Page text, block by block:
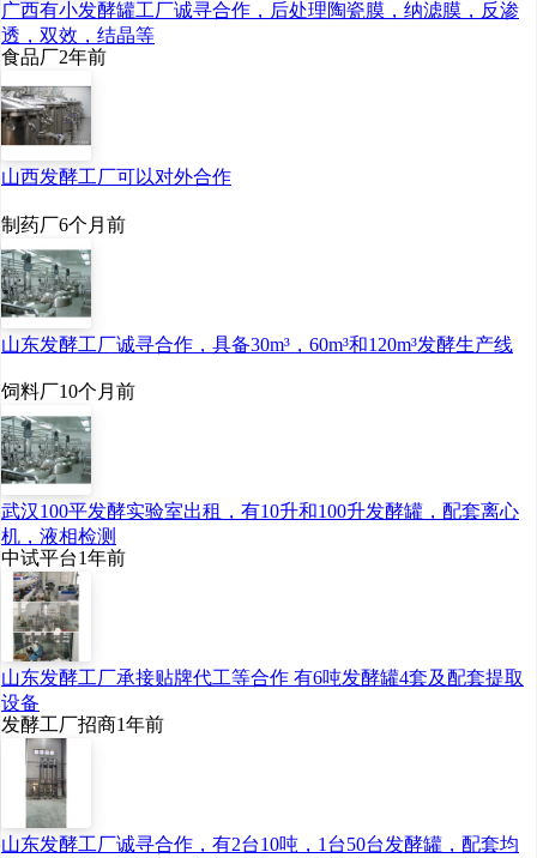
广西有小发酵罐工厂诚寻合作，后处理陶瓷膜，纳滤膜，反渗
透，双效，结晶等
食品厂2年前
山西发酵工厂可以对外合作
制药厂6个月前
山东发酵工厂诚寻合作，具备30m³，60m³和120m³发酵生产线
饲料厂10个月前
武汉100平发酵实验室出租，有10升和100升发酵罐，配套离心
机，液相检测
中试平台1年前
山东发酵工厂承接贴牌代工等合作 有6吨发酵罐4套及配套提取
设备
发酵工厂招商1年前
山东发酵工厂诚寻合作，有2台10吨，1台50台发酵罐，配套均